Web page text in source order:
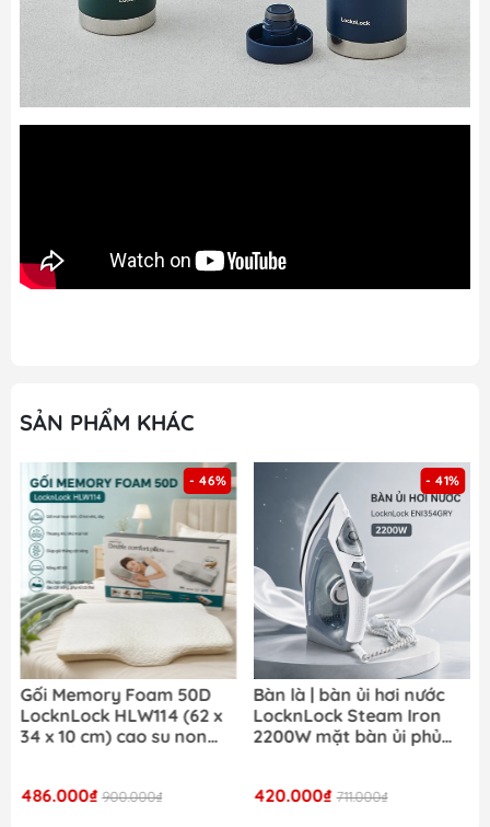
SẢN PHẨM KHÁC
- 46%
Gối Memory Foam 50D
LocknLock HLW114 (62 x
34 x 10 cm) cao su non
486.000₫ 900.000₫
- 41%
Bàn là | bàn ủi hơi nước
LocknLock Steam Iron
2200W mặt bàn ủi phủ
420.000₫ 711.000₫